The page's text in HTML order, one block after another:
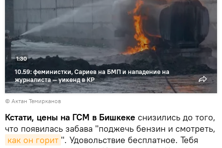
10.59: феминистки, Сариев на БМП и нападение на
журналиста — уикенд в КР
1:30
© Актан Темирканов
Кстати, цены на ГСМ в Бишкеке снизились до того,
что появилась забава "поджечь бензин и смотреть,
как он горит ". Удовольствие бесплатное. Тебя